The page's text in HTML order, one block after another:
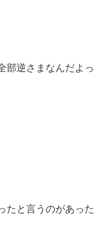
部逆さまなんだよっ
たと言うのがあった